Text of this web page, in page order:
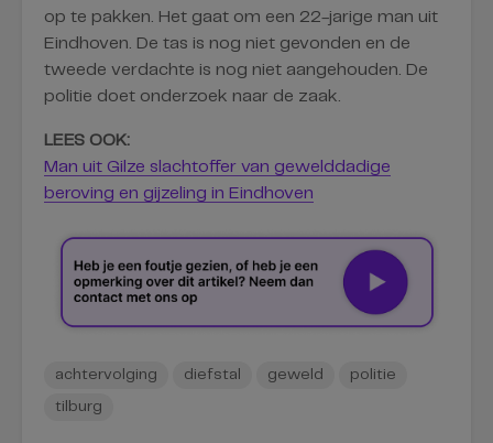
op te pakken. Het gaat om een 22-jarige man uit
Eindhoven. De tas is nog niet gevonden en de
tweede verdachte is nog niet aangehouden. De
politie doet onderzoek naar de zaak.
LEES OOK:
Man uit Gilze slachtoffer van gewelddadige
beroving en gijzeling in Eindhoven
achtervolging diefstal geweld politie
tilburg